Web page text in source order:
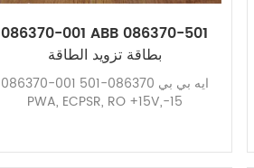
086370-001 ABB 086370-501
بطاقة تزويد الطاقة
086370-001 ايه بي بي 086370-501
PWA, ECPSR, RO +15V,-15